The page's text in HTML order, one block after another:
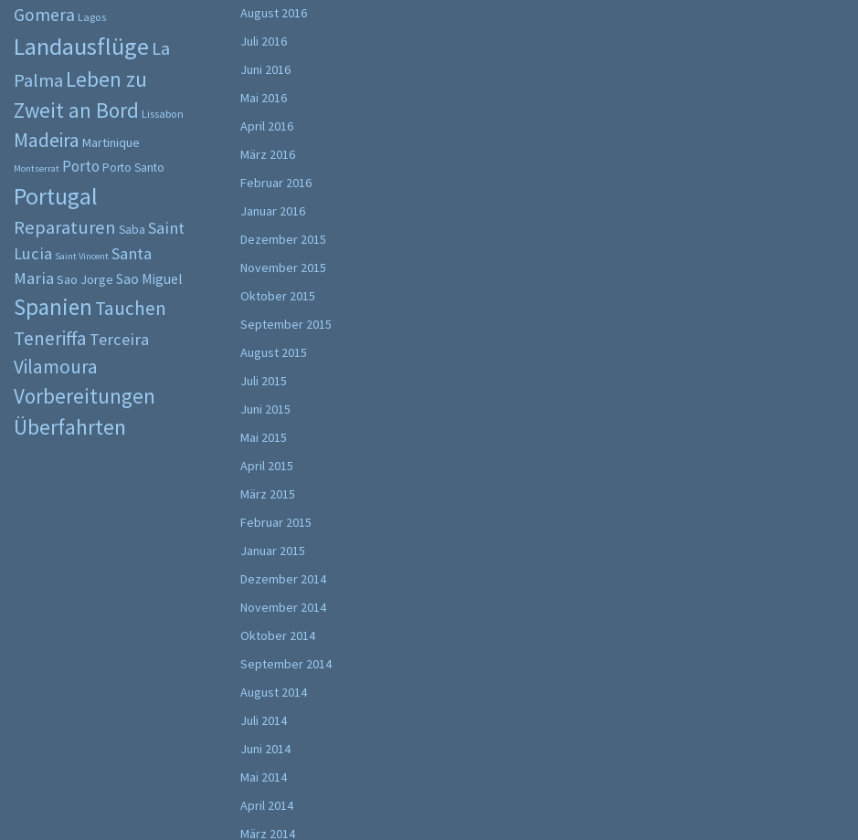
Gomera Lagos
Landausflüge La
Palma Leben zu
Zweit an Bord Lissabon
Madeira Martinique
Montserrat Porto Porto Santo
Portugal
Reparaturen Saba Saint
Lucia Saint Vincent Santa
Maria Sao Jorge Sao Miguel
Spanien Tauchen
Teneriffa Terceira
Vilamoura
Vorbereitungen
Überfahrten
August 2016
Juli 2016
Juni 2016
Mai 2016
April 2016
März 2016
Februar 2016
Januar 2016
Dezember 2015
November 2015
Oktober 2015
September 2015
August 2015
Juli 2015
Juni 2015
Mai 2015
April 2015
März 2015
Februar 2015
Januar 2015
Dezember 2014
November 2014
Oktober 2014
September 2014
August 2014
Juli 2014
Juni 2014
Mai 2014
April 2014
März 2014